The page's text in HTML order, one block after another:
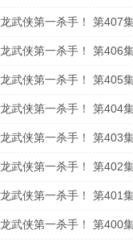
武侠第一杀手！ 第407
武侠第一杀手！ 第406
武侠第一杀手！ 第405
武侠第一杀手！ 第404
武侠第一杀手！ 第403
武侠第一杀手！ 第402
武侠第一杀手！ 第401
武侠第一杀手！ 第400